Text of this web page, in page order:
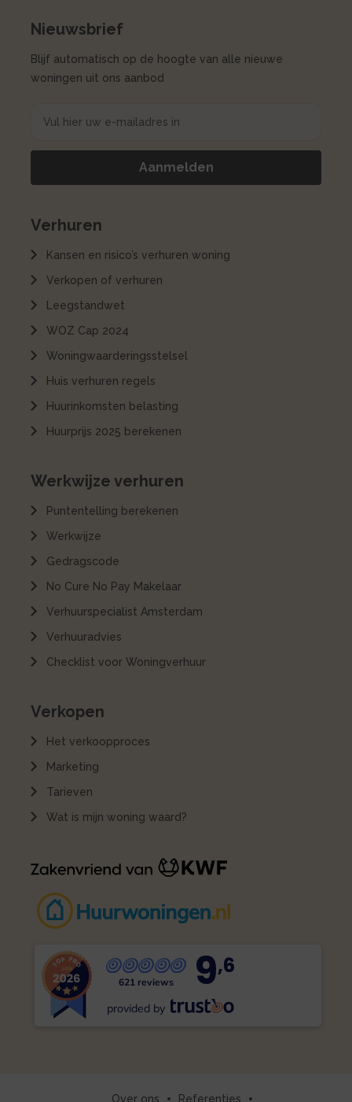
Nieuwsbrief
Blijf automatisch op de hoogte van alle nieuwe
woningen uit ons aanbod
Aanmelden
Verhuren
Kansen en risico’s verhuren woning
Verkopen of verhuren
Leegstandwet
WOZ Cap 2024
Woningwaarderingsstelsel
Huis verhuren regels
Huurinkomsten belasting
Huurprijs 2025 berekenen
Werkwijze verhuren
Puntentelling berekenen
Werkwijze
Gedragscode
No Cure No Pay Makelaar
Verhuurspecialist Amsterdam
Verhuuradvies
Checklist voor Woningverhuur
Verkopen
Het verkoopproces
Marketing
Tarieven
Wat is mijn woning waard?
621 reviews 9,6
provided by
Over ons Referenties